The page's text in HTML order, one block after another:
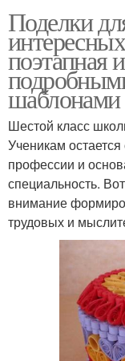
Поделки
поэтапная
шаблонами
Шестой класс
Ученикам
профессии и
специальность.
внимание
трудовых и